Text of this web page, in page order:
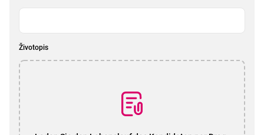
Životopis